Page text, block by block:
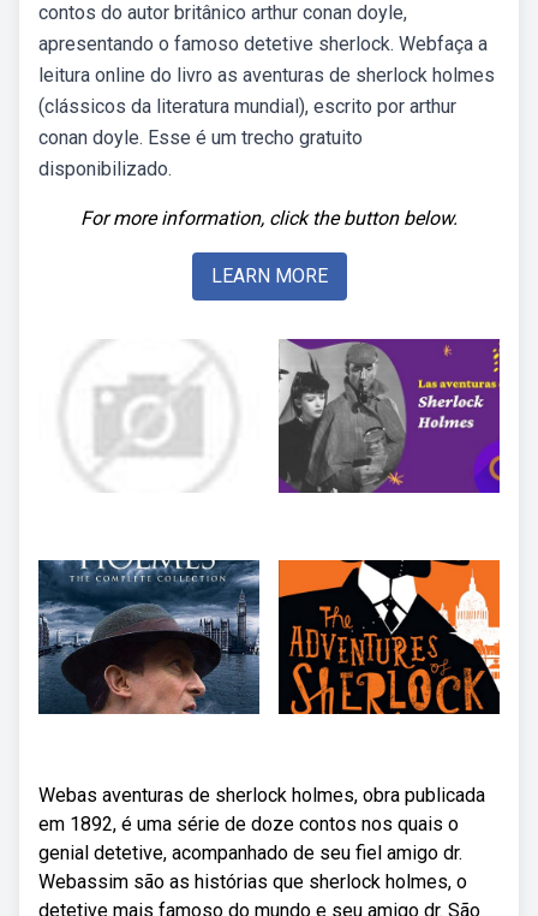
contos do autor britânico arthur conan doyle,
apresentando o famoso detetive sherlock. Webfaça a
leitura online do livro as aventuras de sherlock holmes
(clássicos da literatura mundial), escrito por arthur
conan doyle. Esse é um trecho gratuito
disponibilizado.
For more information, click the button below.
LEARN MORE
Webas aventuras de sherlock holmes, obra publicada
em 1892, é uma série de doze contos nos quais o
genial detetive, acompanhado de seu fiel amigo dr.
Webassim são as histórias que sherlock holmes, o
detetive mais famoso do mundo e seu amigo dr. São